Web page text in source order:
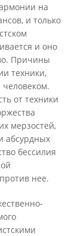
на
и только
и оно
Причины
техники,
от техники
мерзостей,
абсурдных
бессилия
нее.